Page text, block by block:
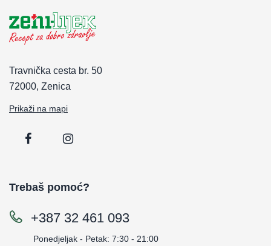
Travnička cesta br. 50
72000, Zenica
Prikaži na mapi
Trebaš pomoć?
+387 32 461 093
Ponedjeljak - Petak: 7:30 - 21:00